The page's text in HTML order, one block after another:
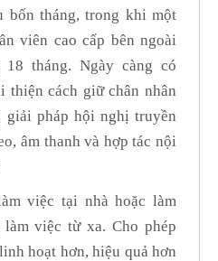
bốn tháng, trong khi một
viên cao cấp bên ngoài
tháng. Ngày càng có
thiện cách giữ chân nhân
giải pháp hội nghị truyền
âm thanh và hợp tác nội
việc tại nhà hoặc làm
việc từ xa. Cho phép
hoạt hơn, hiệu quả hơn